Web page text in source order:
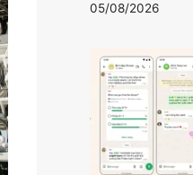
05/08/2026